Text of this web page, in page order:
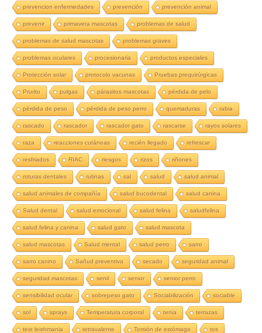
prevencion enfermedades prevención prevención animal
prevenir primavera mascotas problemas de salud
problemas de salud mascotas problemas graves
problemas oculares procesionaria productos especiales
Protección solar protocolo vacunas Pruebas prequirúrgicas
Prurito pulgas párasitos mascotas pérdida de pelo
pérdida de peso pérdida de peso perro quemaduras rabia
rascado rascador rascador gato rascarse rayos solares
raza reacciones cutáneas recién llegado refrescar
resfriados RIAC riesgos rizos riñones
roturas dentales rutinas sal salud salud animal
salud animales de compañía salud bucodental salud canina
Salud dental salud emocional salud felina saludfelina
salud felina y canina salud gato salud mascota
salud mascotas Salud mental salud perro sarro
sarro canino Sañud preventiva secado seguridad animal
seguridad mascotas senil senior senior perro
sensibilidad ocular sobrepeso gato Sociabilización sociable
sol sprays Temperatura corporal tenia terrazas
test leishmania tetravalente Torsión de estómago tos